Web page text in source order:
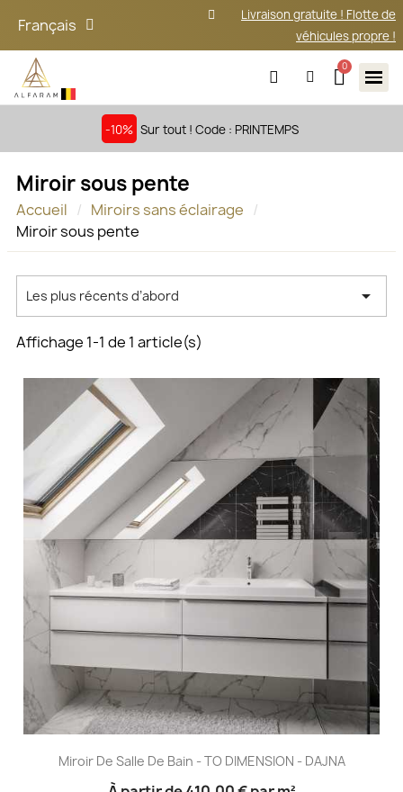
Français
Livraison gratuite ! Flotte de
véhicules propre !
-10% Sur tout ! Code : PRINTEMPS
Miroir sous pente
Accueil
Miroirs sans éclairage
Miroir sous pente
Les plus récents d’abord 
Affichage 1-1 de 1 article(s)
Miroir De Salle De Bain - TO DIMENSION - DAJNA